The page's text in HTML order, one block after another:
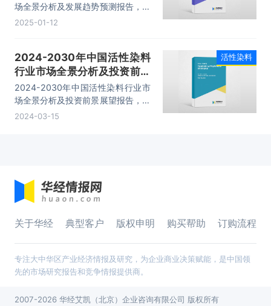
场全景分析及发展趋势预测报告，主
要包括国内竞争分析、行业上、下游
2025-01-12
2024-2030年中国活性染料
行业市场全景分析及投资前景
展望报告
2024-2030年中国活性染料行业市
场全景分析及投资前景展望报告，主
要包括行业重点企业竞争力分析、市
2024-03-15
活性染料
关于华经 典型客户 版权申明 购买帮助 订购流程
专注大中华区产业经济情报及研究，为企业商业决策赋能，是中国领
先的市场研究报告和竞争情报提供商。
2007-2026 华经艾凯（北京）企业咨询有限公司 版权所有